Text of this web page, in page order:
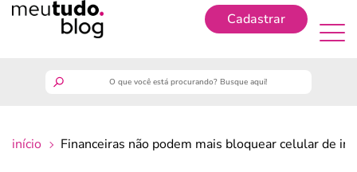
Cadastrar
início Financeiras não podem mais bloquear celular de